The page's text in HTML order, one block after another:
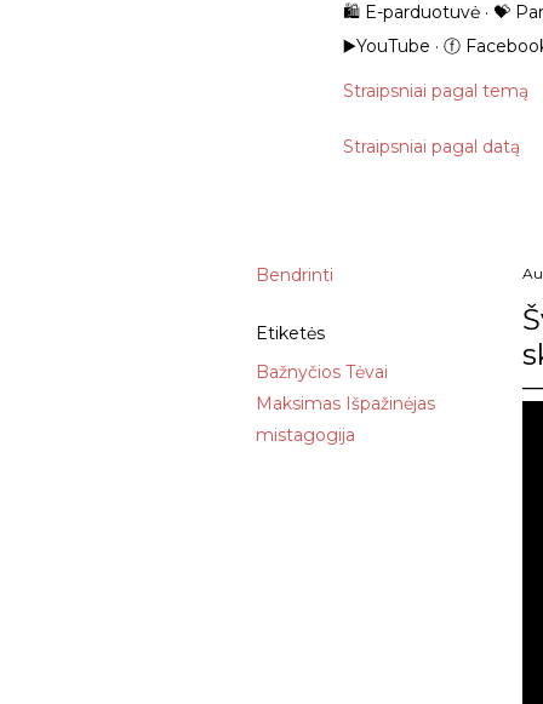
🛍️ E-parduotuvė
💝
▶️YouTube
ⓕ
Straipsniai pagal temą
Straipsniai pagal datą
Bendrinti
Etiketės
Bažnyčios Tėvai
Maksimas Išpažinėjas
mistagogija